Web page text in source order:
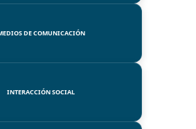
DE COMUNICACIÓN
INTERACCIÓN SOCIAL